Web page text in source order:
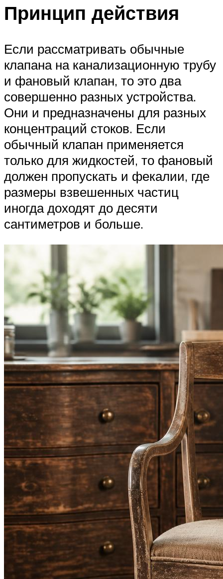
Принцип действия
Если рассматривать обычные
клапана на канализационную трубу
и фановый клапан, то это два
совершенно разных устройства.
Они и предназначены для разных
концентраций стоков. Если
обычный клапан применяется
только для жидкостей, то фановый
должен пропускать и фекалии, где
размеры взвешенных частиц
иногда доходят до десяти
сантиметров и больше.